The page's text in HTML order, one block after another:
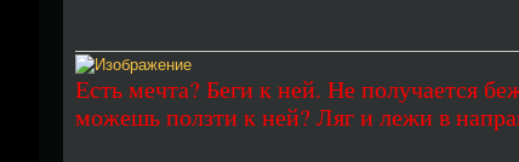
Есть мечта? Беги к ней. Не получается
можешь ползти к ней? Ляг и лежи в